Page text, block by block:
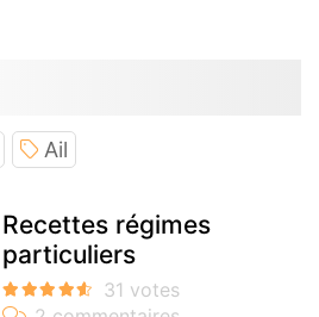
Ail
Recettes régimes
particuliers